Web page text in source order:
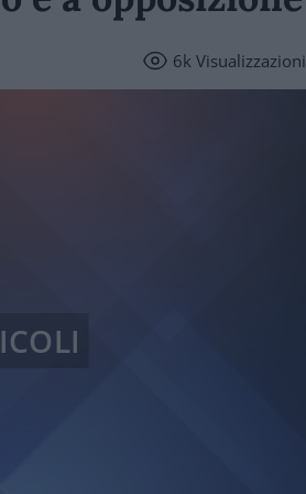
6kVisualizzazioni